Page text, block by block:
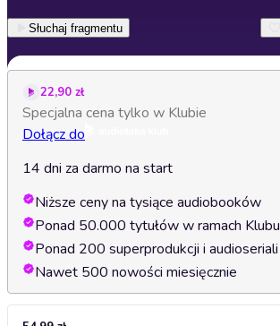
Słuchaj fragmentu
22,90 zł
Specjalna cena tylko w Klubie
Dołącz do
14 dni za darmo na start
Niższe ceny na tysiące audiobooków
Ponad 50.000 tytułów w ramach Klubu
Ponad 200 superprodukcji i audioseriali
Nawet 500 nowości miesięcznie